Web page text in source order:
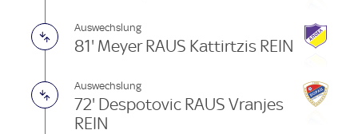
Auswechslung
81' Meyer RAUS Kattirtzis REIN
Auswechslung
72' Despotovic RAUS Vranjes
REIN